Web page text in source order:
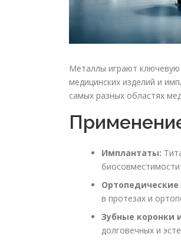
Металлы играют ключевую
медицинских изделий и
самых разных областях
Имплантаты:
Ортопедические
в протезах и
Зубные коронки
долговечных и